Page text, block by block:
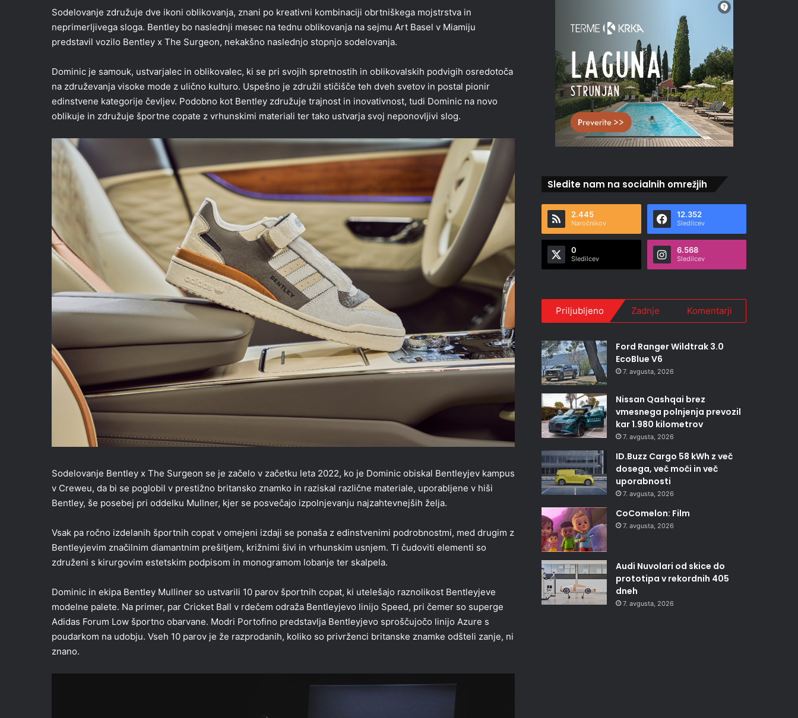
Sodelovanje združuje dve ikoni oblikovanja, znani po kreativni kombinaciji obrtniškega mojstrstva in
neprimerljivega sloga. Bentley bo naslednji mesec na tednu oblikovanja na sejmu Art Basel v Miamiju
predstavil vozilo Bentley x The Surgeon, nekakšno naslednjo stopnjo sodelovanja.
Dominic je samouk, ustvarjalec in oblikovalec, ki se pri svojih spretnostih in oblikovalskih podvigih osredotoča
na združevanja visoke mode z ulično kulturo. Uspešno je združil stičišče teh dveh svetov in postal pionir
edinstvene kategorije čevljev. Podobno kot Bentley združuje trajnost in inovativnost, tudi Dominic na novo
oblikuje in združuje športne copate z vrhunskimi materiali ter tako ustvarja svoj neponovljivi slog.
Sodelovanje Bentley x The Surgeon se je začelo v začetku leta 2022, ko je Dominic obiskal Bentleyjev kampus
v Creweu, da bi se poglobil v prestižno britansko znamko in raziskal različne materiale, uporabljene v hiši
Bentley, še posebej pri oddelku Mullner, kjer se posvečajo izpolnjevanju najzahtevnejših želja.
Vsak pa ročno izdelanih športnih copat v omejeni izdaji se ponaša z edinstvenimi podrobnostmi, med drugim z
Bentleyjevim značilnim diamantnim prešitjem, križnimi šivi in vrhunskim usnjem. Ti čudoviti elementi so
združeni s kirurgovim estetskim podpisom in monogramom lobanje ter skalpela.
Dominic in ekipa Bentley Mulliner so ustvarili 10 parov športnih copat, ki utelešajo raznolikost Bentleyjeve
modelne palete. Na primer, par Cricket Ball v rdečem odraža Bentleyjevo linijo Speed, pri čemer so superge
Adidas Forum Low športno obarvane. Modri Portofino predstavlja Bentleyjevo sproščujočo linijo Azure s
poudarkom na udobju. Vseh 10 parov je že razprodanih, koliko so privrženci britanske znamke odšteli zanje, ni
znano.
Sledite nam na socialnih omrežjih
2.445
Naročnikov
12.352
Sledilcev
0
Sledilcev
6.568
Sledilcev
Priljubljeno Zadnje Komentarji
Ford Ranger Wildtrak 3.0
EcoBlue V6
7. avgusta, 2026
Nissan Qashqai brez
vmesnega polnjenja prevozil
kar 1.980 kilometrov
7. avgusta, 2026
ID.Buzz Cargo 58 kWh z več
dosega, več moči in več
uporabnosti
7. avgusta, 2026
CoComelon: Film
7. avgusta, 2026
Audi Nuvolari od skice do
prototipa v rekordnih 405
dneh
7. avgusta, 2026